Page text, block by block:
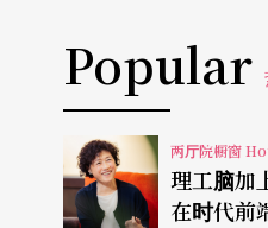
Popular
两厅院橱窗
理工脑加
在时代前